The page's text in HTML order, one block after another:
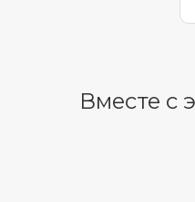
Вместе с